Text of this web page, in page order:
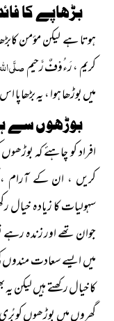
بڑھاپے کا
ہوتا ہے لیکن مؤمن
کریم ، رَءُوْفٌ رَّحیمصلَّی
میں بوڑھا ہوا ، یہ
بوڑھوں سے
افراد کو چاہئے کہ
کریں ، ان کے آرام ،
سہولیات کا زیادہ خیال
جوان تھے اور زندہ
میں ایسے سعادت مندوں
کا خیال رکھتے ہیں